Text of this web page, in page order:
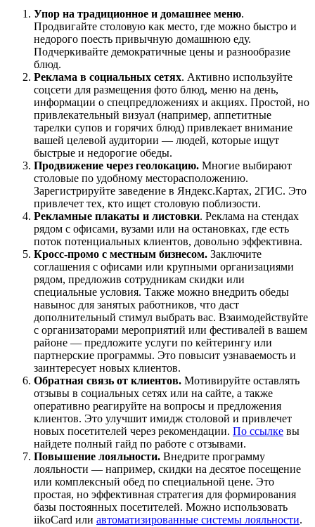
Упор на традиционное и домашнее меню.
Продвигайте столовую как место, где можно быстро и
недорого поесть привычную домашнюю еду.
Подчеркивайте демократичные цены и разнообразие
блюд.
Реклама в социальных сетях. Активно используйте
соцсети для размещения фото блюд, меню на день,
информации о спецпредложениях и акциях. Простой, но
привлекательный визуал (например, аппетитные
тарелки супов и горячих блюд) привлекает внимание
вашей целевой аудитории — людей, которые ищут
быстрые и недорогие обеды.
Продвижение через геолокацию. Многие выбирают
столовые по удобному месторасположению.
Зарегистрируйте заведение в Яндекс.Картах, 2ГИС. Это
привлечет тех, кто ищет столовую поблизости.
Рекламные плакаты и листовки. Реклама на стендах
рядом с офисами, вузами или на остановках, где есть
поток потенциальных клиентов, довольно эффективна.
Кросс-промо с местным бизнесом. Заключите
соглашения с офисами или крупными организациями
рядом, предложив сотрудникам скидки или
специальные условия. Также можно внедрить обеды
навынос для занятых работников, что даст
дополнительный стимул выбрать вас. Взаимодействуйте
с организаторами мероприятий или фестивалей в вашем
районе — предложите услуги по кейтерингу или
партнерские программы. Это повысит узнаваемость и
заинтересует новых клиентов.
Обратная связь от клиентов. Мотивируйте оставлять
отзывы в социальных сетях или на сайте, а также
оперативно реагируйте на вопросы и предложения
клиентов. Это улучшит имидж столовой и привлечет
новых посетителей через рекомендации. По ссылке вы
найдете полный гайд по работе с отзывами.
Повышение лояльности. Внедрите программу
лояльности — например, скидки на десятое посещение
или комплексный обед по специальной цене. Это
простая, но эффективная стратегия для формирования
базы постоянных посетителей. Можно использовать
iikoCard или автоматизированные системы лояльности.